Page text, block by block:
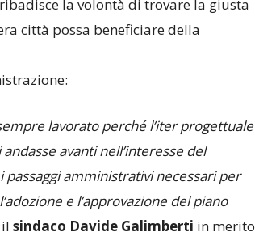
ribadisce la volontà di trovare la giusta
città possa beneficiare della
lavorato perché l’iter progettuale
avanti nell’interesse del
amministrativi necessari per
e l’approvazione del piano
il sindaco Davide Galimberti in merito